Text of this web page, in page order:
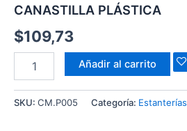
CANASTILLA PLÁSTICA
$109,73
Añadir al carrito
SKU: CM.P005 Categoría: Estanterías